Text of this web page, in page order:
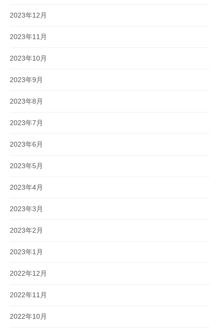
2023年12月
2023年11月
2023年10月
2023年9月
2023年8月
2023年7月
2023年6月
2023年5月
2023年4月
2023年3月
2023年2月
2023年1月
2022年12月
2022年11月
2022年10月